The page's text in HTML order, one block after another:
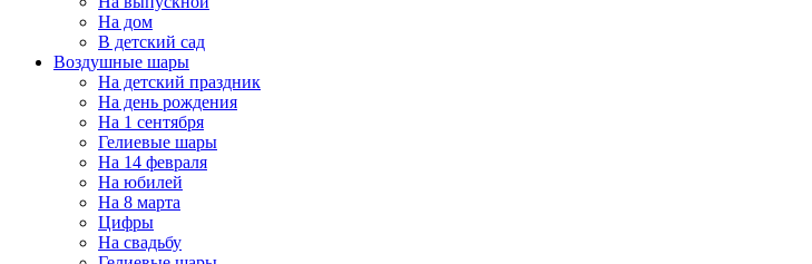
На дом
В детский сад
Воздушные шары
На детский праздник
На день рождения
На 1 сентября
Гелиевые шары
На 14 февраля
На юбилей
На 8 марта
Цифры
На свадьбу